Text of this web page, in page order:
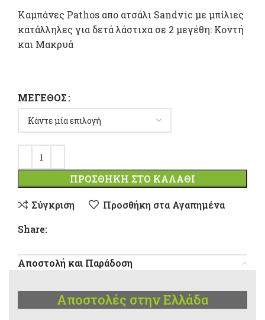
είναι:
Καμπάνες Pathos απο ατσάλι Sandvic με μπίλιες
κατάλληλες για δετά λάστιχα σε 2 μεγέθη: Κοντή
και Μακρυά
ΜΈΓΕΘΟΣ
ΠΡΟΣΘΉΚΗ ΣΤΟ ΚΑΛΆΘΙ
Σύγκριση
Προσθήκη στα Αγαπημένα
Share:
Αποστολή και Παράδοση
Αποστολές στην Ελλάδα